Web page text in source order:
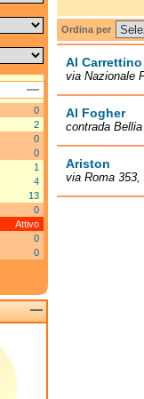
Ordina per
Al Carrettino
via Nazionale
Al Fogher
contrada
Ariston
via Roma 353,
0
2
0
0
1
4
13
0
Attivo
0
0